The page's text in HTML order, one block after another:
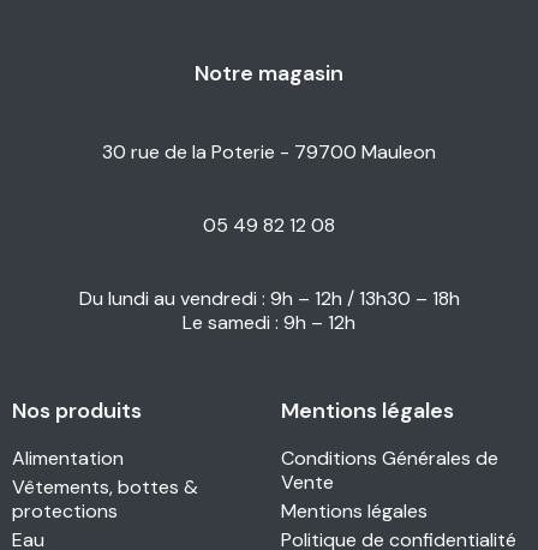
Notre magasin
30 rue de la Poterie - 79700 Mauleon
05 49 82 12 08
Du lundi au vendredi : 9h – 12h / 13h30 – 18h
Le samedi : 9h – 12h
Nos produits
Alimentation
Vêtements, bottes &
protections
Eau
Mentions légales
Conditions Générales de
Vente
Mentions légales
Politique de confidentialité